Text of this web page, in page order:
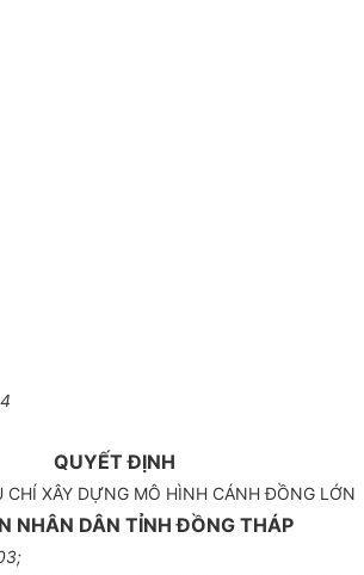
QUYẾT ĐỊNH
CHÍ XÂY DỰNG MÔ HÌNH CÁNH ĐỒNG LỚN
NHÂN DÂN TỈNH ĐỒNG THÁP